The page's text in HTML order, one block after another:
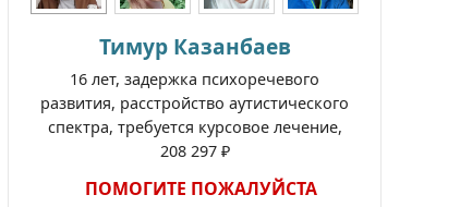
Тимур Казанбаев
16 лет, задержка психоречевого
развития, расстройство аутистического
спектра, требуется курсовое лечение,
208 297 ₽
ПОМОГИТЕ ПОЖАЛУЙСТА